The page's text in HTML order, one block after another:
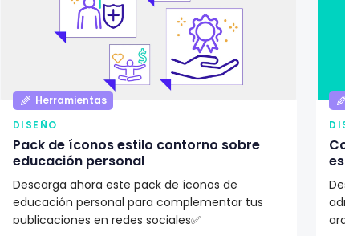
Herramientas
DISEÑO
Pack de íconos estilo contorno sobre
educación personal
Descarga ahora este pack de íconos de
educación personal para complementar tus
publicaciones en redes sociales✅